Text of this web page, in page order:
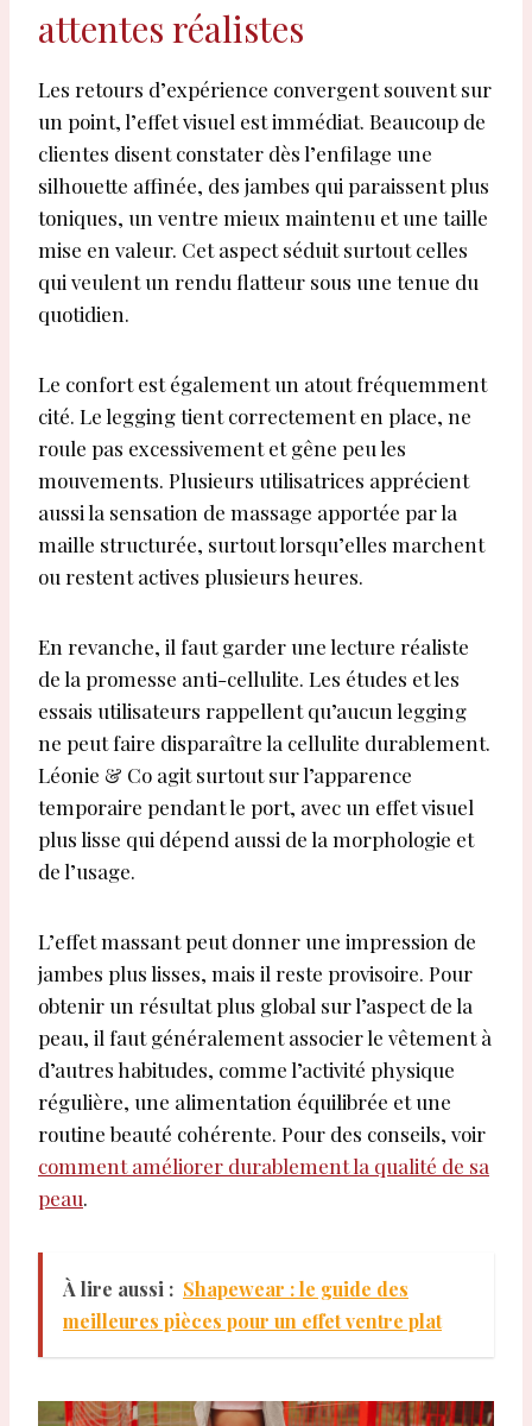
attentes réalistes
Les retours d’expérience convergent souvent sur
un point, l’effet visuel est immédiat. Beaucoup de
clientes disent constater dès l’enfilage une
silhouette affinée, des jambes qui paraissent plus
toniques, un ventre mieux maintenu et une taille
mise en valeur. Cet aspect séduit surtout celles
qui veulent un rendu flatteur sous une tenue du
quotidien.
Le confort est également un atout fréquemment
cité. Le legging tient correctement en place, ne
roule pas excessivement et gêne peu les
mouvements. Plusieurs utilisatrices apprécient
aussi la sensation de massage apportée par la
maille structurée, surtout lorsqu’elles marchent
ou restent actives plusieurs heures.
En revanche, il faut garder une lecture réaliste
de la promesse anti-cellulite. Les études et les
essais utilisateurs rappellent qu’aucun legging
ne peut faire disparaître la cellulite durablement.
Léonie & Co agit surtout sur l’apparence
temporaire pendant le port, avec un effet visuel
plus lisse qui dépend aussi de la morphologie et
de l’usage.
L’effet massant peut donner une impression de
jambes plus lisses, mais il reste provisoire. Pour
obtenir un résultat plus global sur l’aspect de la
peau, il faut généralement associer le vêtement à
d’autres habitudes, comme l’activité physique
régulière, une alimentation équilibrée et une
routine beauté cohérente. Pour des conseils, voir
comment améliorer durablement la qualité de sa
peau.
À lire aussi : Shapewear : le guide des
meilleures pièces pour un effet ventre plat